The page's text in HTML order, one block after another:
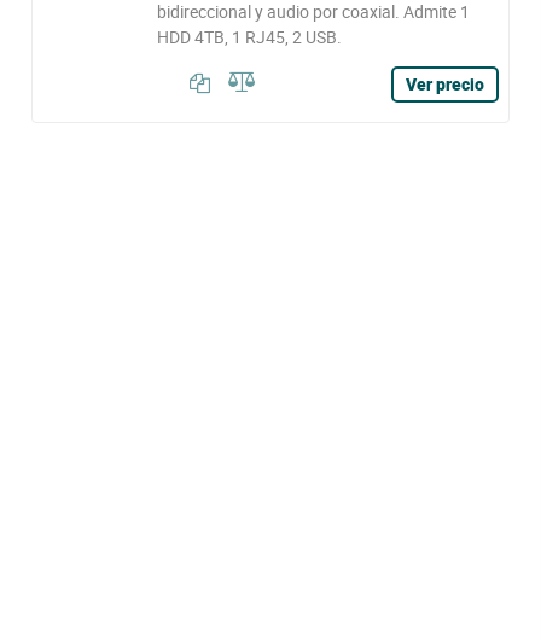
bidireccional y audio por coaxial. Admite 1
HDD 4TB, 1 RJ45, 2 USB.
Ver precio